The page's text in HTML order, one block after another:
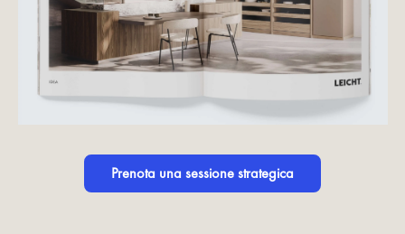
Prenota una sessione strategica